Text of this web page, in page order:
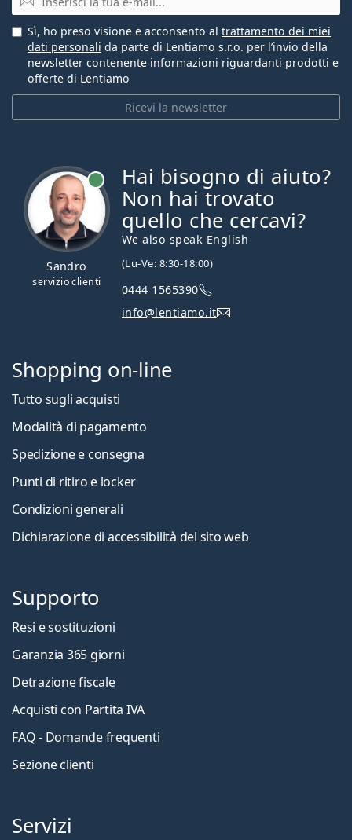
Ricevi la newsletter
Sì, ho preso visione e acconsento al trattamento dei miei
dati personali da parte di Lentiamo s.r.o. per l’invio della
newsletter contenente informazioni riguardanti prodotti e
offerte di Lentiamo
Sandro
servizio clienti
Hai bisogno di aiuto?
Non hai trovato
quello che cercavi?
We also speak English
(Lu-Ve: 8:30-18:00)
0444 1565390
info@lentiamo.it
Shopping on-line
Tutto sugli acquisti
Modalità di pagamento
Spedizione e consegna
Punti di ritiro e locker
Condizioni generali
Dichiarazione di accessibilità del sito web
Supporto
Resi e sostituzioni
Garanzia 365 giorni
Detrazione fiscale
Acquisti con Partita IVA
FAQ - Domande frequenti
Sezione clienti
Servizi